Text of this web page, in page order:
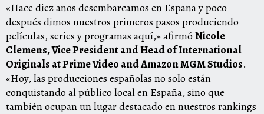
«Hace diez años desembarcamos en España y poco
después dimos nuestros primeros pasos produciendo
películas, series y programas aquí,» afirmó Nicole
Clemens, Vice President and Head of International
Originals at Prime Video and Amazon MGM Studios.
«Hoy, las producciones españolas no solo están
conquistando al público local en España, sino que
también ocupan un lugar destacado en nuestros rankings